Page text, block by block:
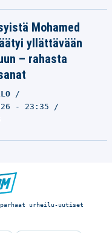
Mohamed
yllättävään
– rahasta
- 23:35
urheilu-uutiset